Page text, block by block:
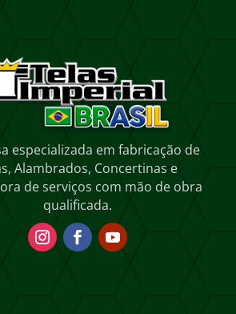
especializada em fabricação de
Alambrados, Concertinas e
de serviços com mão de obra
qualificada.